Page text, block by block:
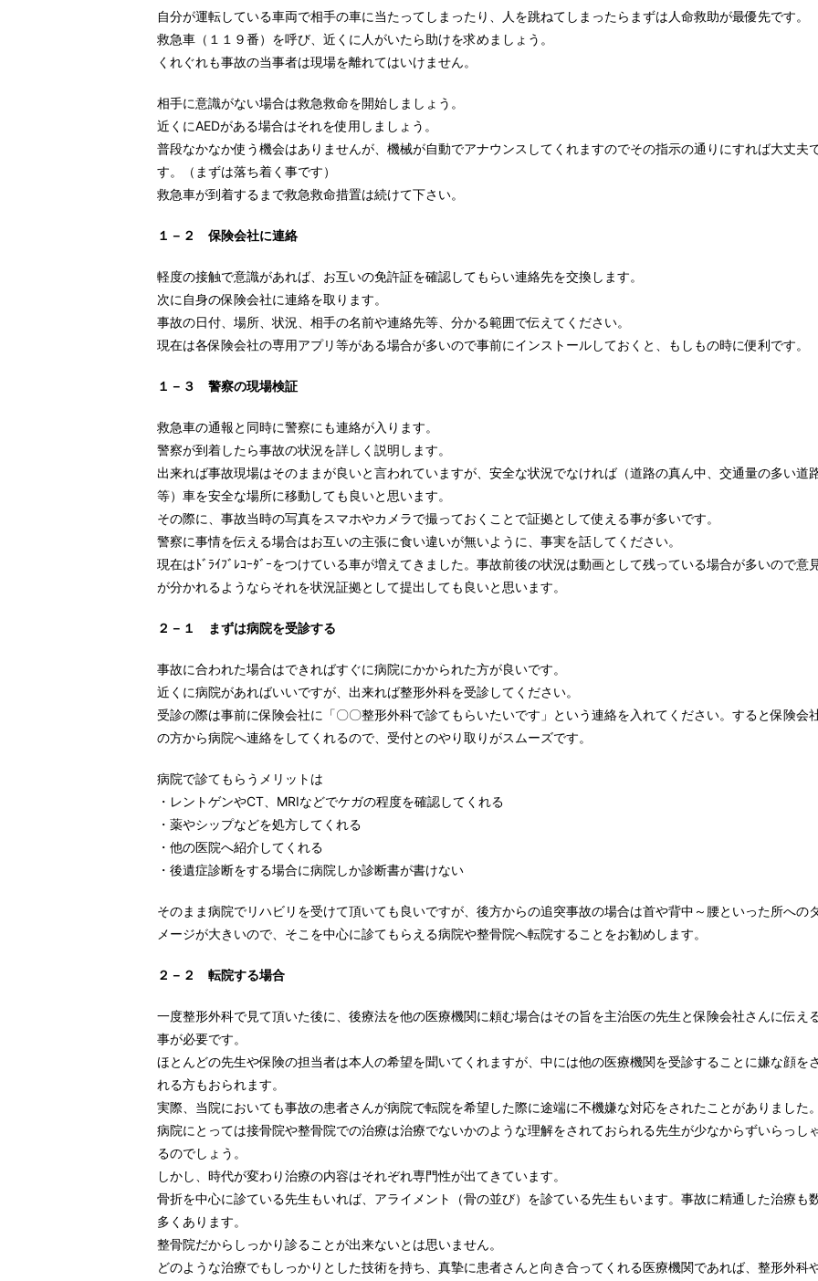
自分が運転している車両で相手の車に当たってしまったり、人を跳ねてしまったらまずは人命救助が最優先です。
救急車（１１９番）を呼び、近くに人がいたら助けを求めましょう。
くれぐれも事故の当事者は現場を離れてはいけません。
相手に意識がない場合は救急救命を開始しましょう。
近くにAEDがある場合はそれを使用しましょう。
普段なかなか使う機会はありませんが、機械が自動でアナウンスしてくれますのでその指示の通りにすれば大丈夫
す。（まずは落ち着く事です）
救急車が到着するまで救急救命措置は続けて下さい。
１－２ 保険会社に連絡
軽度の接触で意識があれば、お互いの免許証を確認してもらい連絡先を交換します。
次に自身の保険会社に連絡を取ります。
事故の日付、場所、状況、相手の名前や連絡先等、分かる範囲で伝えてください。
現在は各保険会社の専用アプリ等がある場合が多いので事前にインストールしておくと、もしもの時に便利です。
１－３ 警察の現場検証
救急車の通報と同時に警察にも連絡が入ります。
警察が到着したら事故の状況を詳しく説明します。
出来れば事故現場はそのままが良いと言われていますが、安全な状況でなければ（道路の真ん中、交通量の多い道
等）車を安全な場所に移動しても良いと思います。
その際に、事故当時の写真をスマホやカメラで撮っておくことで証拠として使える事が多いです。
警察に事情を伝える場合はお互いの主張に食い違いが無いように、事実を話してください。
現在はﾄﾞﾗｲﾌﾞﾚｺｰﾀﾞｰをつけている車が増えてきました。事故前後の状況は動画として残っている場合が多いので意
が分かれるようならそれを状況証拠として提出しても良いと思います。
２－１ まずは病院を受診する
事故に合われた場合はできればすぐに病院にかかられた方が良いです。
近くに病院があればいいですが、出来れば整形外科を受診してください。
受診の際は事前に保険会社に「〇〇整形外科で診てもらいたいです」という連絡を入れてください。すると保険会
の方から病院へ連絡をしてくれるので、受付とのやり取りがスムーズです。
病院で診てもらうメリットは
・レントゲンやCT、MRIなどでケガの程度を確認してくれる
・薬やシップなどを処方してくれる
・他の医院へ紹介してくれる
・後遺症診断をする場合に病院しか診断書が書けない
そのまま病院でリハビリを受けて頂いても良いですが、後方からの追突事故の場合は首や背中～腰といった所への
メージが大きいので、そこを中心に診てもらえる病院や整骨院へ転院することをお勧めします。
２－２ 転院する場合
一度整形外科で見て頂いた後に、後療法を他の医療機関に頼む場合はその旨を主治医の先生と保険会社さんに伝え
事が必要です。
ほとんどの先生や保険の担当者は本人の希望を聞いてくれますが、中には他の医療機関を受診することに嫌な顔をさ
れる方もおられます。
実際、当院においても事故の患者さんが病院で転院を希望した際に途端に不機嫌な対応をされたことがありました。
病院にとっては接骨院や整骨院での治療は治療でないかのような理解をされておられる先生が少なからずいらっし
るのでしょう。
しかし、時代が変わり治療の内容はそれぞれ専門性が出てきています。
骨折を中心に診ている先生もいれば、アライメント（骨の並び）を診ている先生もいます。事故に精通した治療も
多くあります。
整骨院だからしっかり診ることが出来ないとは思いません。
どのような治療でもしっかりとした技術を持ち、真摯に患者さんと向き合ってくれる医療機関であれば、整形外科